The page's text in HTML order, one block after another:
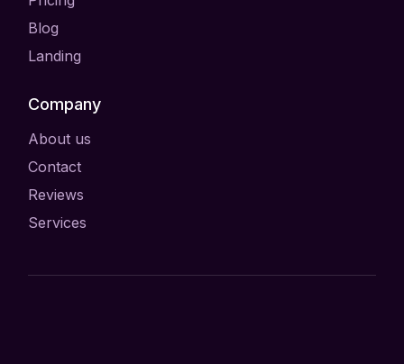
Blog
Landing
Company
About us
Contact
Reviews
Services